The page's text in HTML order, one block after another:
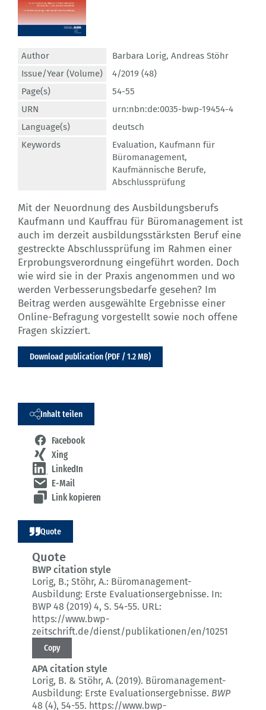
Author Barbara Lorig, Andreas Stöhr
Issue/Year (Volume)
4/2019 (48)
Page(s)
54-55
URN
urn:nbn:de:0035-bwp-19454-4
Language(s)
deutsch
Keywords
Evaluation, Kaufmann für
Büromanagement,
Kaufmännische Berufe,
Abschlussprüfung
Mit der Neuordnung des Ausbildungsberufs
Kaufmann und Kauffrau für Büromanagement ist
auch im derzeit ausbildungsstärksten Beruf eine
gestreckte Abschlussprüfung im Rahmen einer
Erprobungsverordnung eingeführt worden. Doch
wie wird sie in der Praxis angenommen und wo
werden Verbesserungsbedarfe gesehen? Im
Beitrag werden ausgewählte Ergebnisse einer
Online-Befragung vorgestellt sowie noch offene
Fragen skizziert.
Download publication (PDF / 1.2 MB)
Inhalt teilen
Facebook
Xing
LinkedIn
E-Mail
Link kopieren
Quote
Quote
BWP citation style
Lorig, B.; Stöhr, A.: Büromanagement-
Ausbildung: Erste Evaluationsergebnisse. In:
BWP 48 (2019) 4, S. 54-55. URL:
https://www.bwp-
zeitschrift.de/dienst/publikationen/en/10251
Copy
APA citation style
Lorig, B. & Stöhr, A. (2019). Büromanagement-
Ausbildung: Erste Evaluationsergebnisse. BWP
48 (4), 54-55. https://www.bwp-